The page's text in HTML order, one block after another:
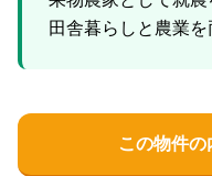
この物件